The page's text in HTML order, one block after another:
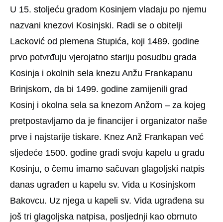
U 15. stoljeću gradom Kosinjem vladaju po njemu
nazvani knezovi Kosinjski. Radi se o obitelji
Lacković od plemena Stupića, koji 1489. godine
prvo potvrđuju vjerojatno stariju posudbu grada
Kosinja i okolnih sela knezu Anžu Frankapanu
Brinjskom, da bi 1499. godine zamijenili grad
Kosinj i okolna sela sa knezom Anžom – za kojeg
pretpostavljamo da je financijer i organizator naše
prve i najstarije tiskare. Knez Anž Frankapan već
sljedeće 1500. godine gradi svoju kapelu u gradu
Kosinju, o čemu imamo sačuvan glagoljski natpis
danas ugrađen u kapelu sv. Vida u Kosinjskom
Bakovcu. Uz njega u kapeli sv. Vida ugrađena su
još tri glagoljska natpisa, posljednji kao obrnuto